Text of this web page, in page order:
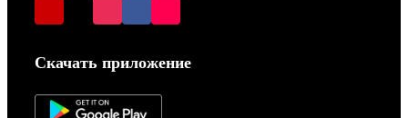
Скачать приложение